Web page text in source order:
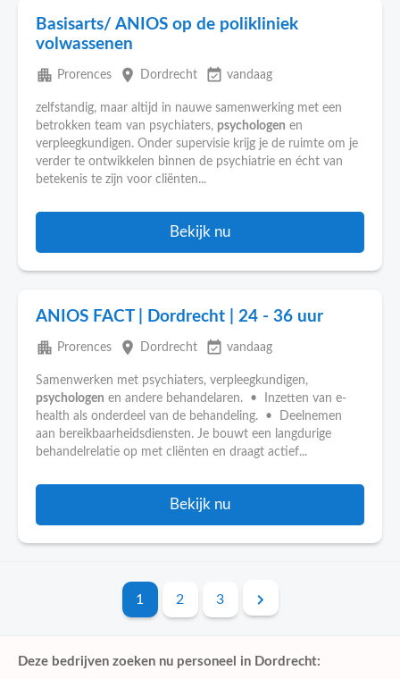
Basisarts/ ANIOS op de polikliniek
volwassenen
apartment Prorences place Dordrecht event_available vandaag
zelfstandig, maar altijd in nauwe samenwerking met een
betrokken team van psychiaters, psychologen en
verpleegkundigen. Onder supervisie krijg je de ruimte om je
verder te ontwikkelen binnen de psychiatrie en écht van
betekenis te zijn voor cliënten...
Bekijk nu
ANIOS FACT | Dordrecht | 24 - 36 uur
apartment Prorences place Dordrecht event_available vandaag
Samenwerken met psychiaters, verpleegkundigen,
psychologen en andere behandelaren. • Inzetten van e-
health als onderdeel van de behandeling. • Deelnemen
aan bereikbaarheidsdiensten. Je bouwt een langdurige
behandelrelatie op met cliënten en draagt actief...
Bekijk nu
1 2 3
Deze bedrijven zoeken nu personeel in Dordrecht: